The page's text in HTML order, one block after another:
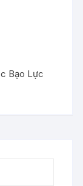
Bạo Lực